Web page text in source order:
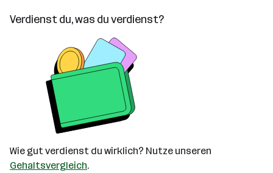
Verdienst du, was du verdienst?
Wie gut verdienst du wirklich? Nutze unseren
Gehaltsvergleich.